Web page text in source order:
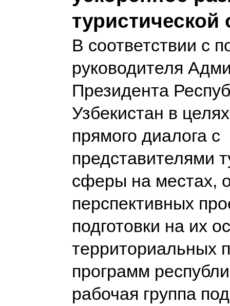
туристической
В соответствии с
руководителя
Президента
Узбекистан в
прямого диалога с
представителями
сферы на местах,
перспективных
подготовки на их
территориальных
программ
рабочая группа